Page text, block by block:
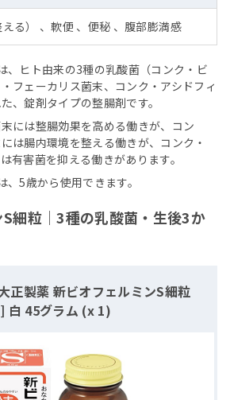
る） 、軟便 、便秘 、腹部膨満感
、ヒト由来の3種の乳酸菌（コンク・ビ
フェーカリス菌末、コンク・アシドフィ
、錠剤タイプの整腸剤です。
には整腸効果を高める働きが、コン
は腸内環境を整える働きが、コンク・
有害菌を抑える働きがあります。
5歳から使用できます。
細粒｜3種の乳酸菌・生後3か
正製薬 新ビオフェルミンS細粒
白 45グラム (x 1)